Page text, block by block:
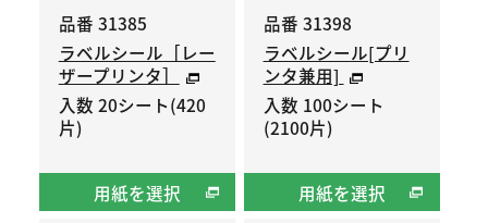
品番 31385
ラベルシール［レー
ザープリンタ］
入数 20シート(420
片)
用紙を選択
品番 31398
ラベルシール[プリ
ンタ兼用]
入数 100シート
(2100片)
用紙を選択